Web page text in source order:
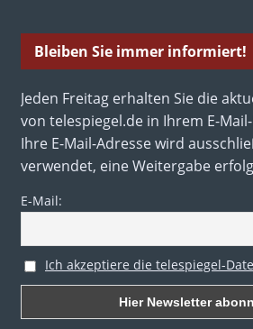
Bleiben Sie immer informiert!
Jeden Freitag erhalten Sie die
von telespiegel.de in Ihrem E-
Ihre E-Mail-Adresse wird
verwendet, eine Weitergabe
E-Mail:
Ich akzeptiere die telespiegel-